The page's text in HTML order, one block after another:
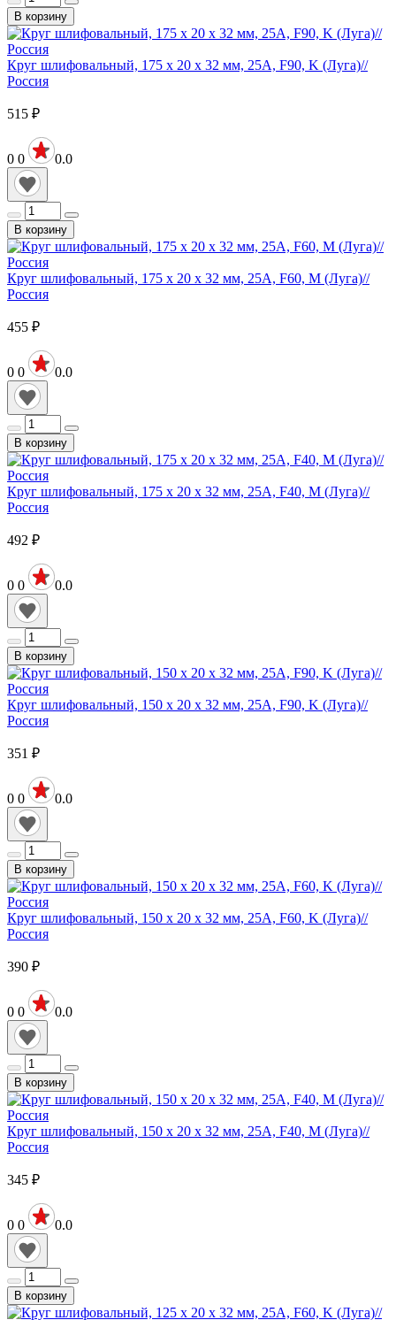
В корзину
Круг шлифовальный, 175 х 20 х 32 мм, 25А, F90, K (Луга)//
Россия
515 ₽
0 0 0.0
В корзину
Круг шлифовальный, 175 х 20 х 32 мм, 25А, F60, М (Луга)//
Россия
455 ₽
0 0 0.0
В корзину
Круг шлифовальный, 175 х 20 х 32 мм, 25А, F40, М (Луга)//
Россия
492 ₽
0 0 0.0
В корзину
Круг шлифовальный, 150 х 20 х 32 мм, 25А, F90, K (Луга)//
Россия
351 ₽
0 0 0.0
В корзину
Круг шлифовальный, 150 х 20 х 32 мм, 25А, F60, K (Луга)//
Россия
390 ₽
0 0 0.0
В корзину
Круг шлифовальный, 150 х 20 х 32 мм, 25А, F40, М (Луга)//
Россия
345 ₽
0 0 0.0
В корзину